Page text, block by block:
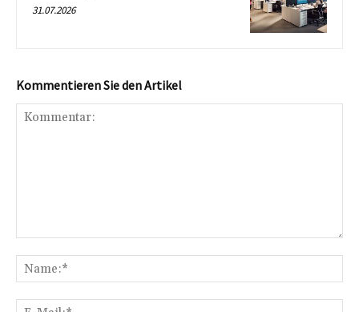
31.07.2026
Kommentieren Sie den Artikel